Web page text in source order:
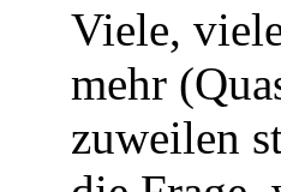
Viele,
mehr
zuweilen